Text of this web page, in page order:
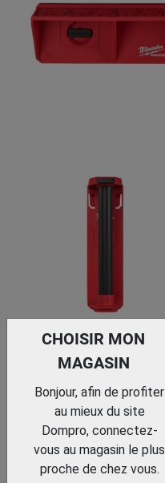
CHOISIR MON
MAGASIN
Bonjour, afin de profiter
au mieux du site
Dompro, connectez-
vous au magasin le plus
proche de chez vous.